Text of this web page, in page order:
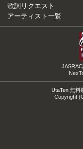
歌詞リクエスト
アーティスト一覧
UtaTen 無料
Copyright